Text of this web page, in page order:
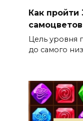
Как пройти
самоцветов
Цель уровня
до самого